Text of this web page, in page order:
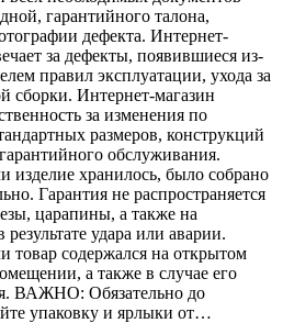
гарантийного талона,
дефекта. Интернет-
за дефекты, появившиеся из-
правил эксплуатации, ухода за
сборки. Интернет-магазин
за изменения по
размеров, конструкций
обслуживания.
изделие хранилось, было собрано
Гарантия не распространяется
царапины, а также на
удара или аварии.
товар содержался на открытом
а также в случае его
ВАЖНО: Обязательно до
упаковку и ярлыки от…